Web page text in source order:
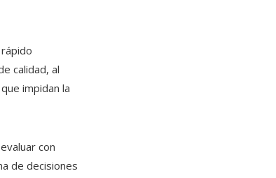
calidad, al
impidan la
con
de decisiones